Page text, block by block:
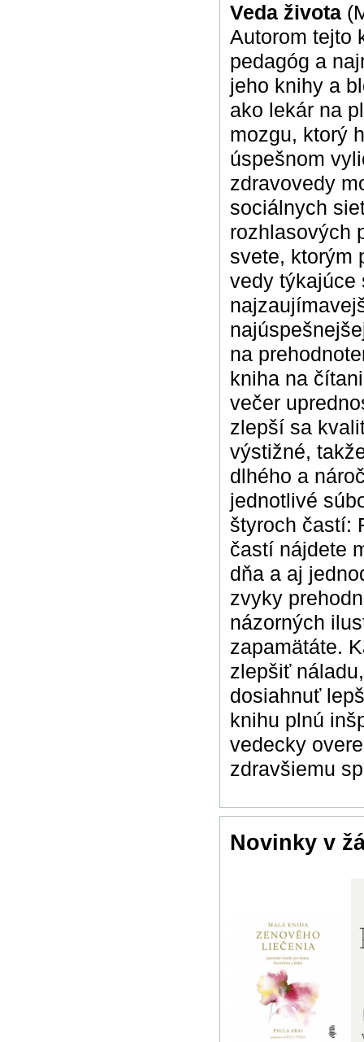
Veda života
Autorom tejto
pedagóg a
jeho knihy a
ako lekár na
mozgu, ktorý
úspešnom
zdravovedy
sociálnych
rozhlasových
svete, ktorým
vedy týkajúce
na
kniha na
večer
zlepší sa
výstižné,
dlhého a
jednotlivé
štyroch častí:
častí nájdete
dňa a aj
zvyky
názorných
zapamätáte.
zlepšiť
dosiahnuť
knihu plnú
vedecky
zdravšiemu
Novinky v